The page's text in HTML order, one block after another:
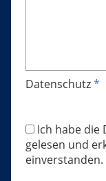
Datenschutz*
Ich habe die
gelesen und
einverstanden.